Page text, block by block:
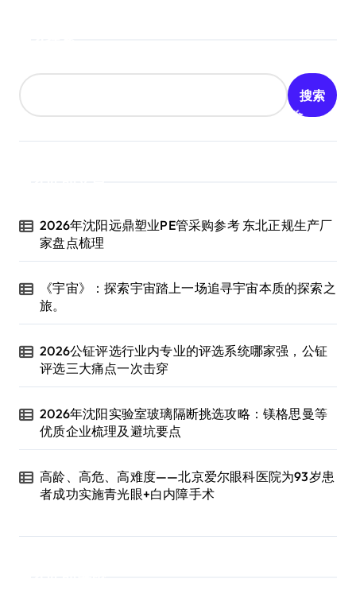
搜索
2026年沈阳远鼎塑业PE管采购参考 东北正规生产厂
家盘点梳理
《宇宙》：探索宇宙踏上一场追寻宇宙本质的探索之
旅。
2026公钲评选行业内专业的评选系统哪家强，公钲
评选三大痛点一次击穿
2026年沈阳实验室玻璃隔断挑选攻略：镁格思曼等
优质企业梳理及避坑要点
高龄、高危、高难度——北京爱尔眼科医院为93岁患
者成功实施青光眼+白内障手术